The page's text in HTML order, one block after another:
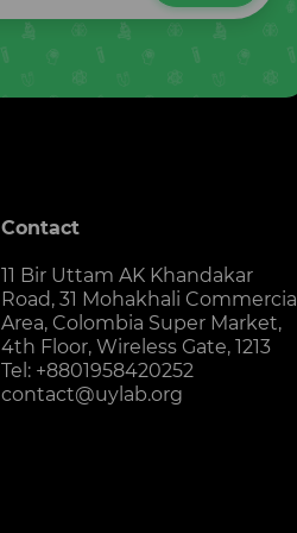
Contact
11 Bir Uttam AK Khandakar
Road, 31 Mohakhali Commercial
Area, Colombia Super Market,
4th Floor, Wireless Gate, 1213
Tel: +8801958420252
contact@uylab.org